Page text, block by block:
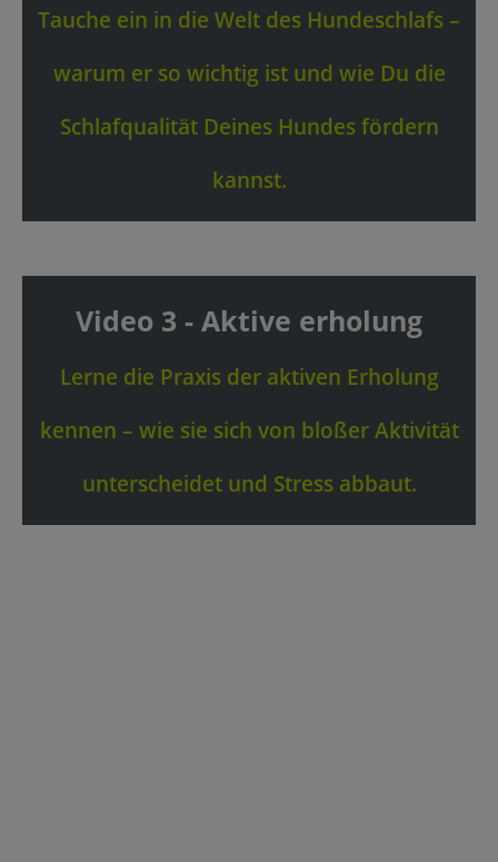
Tauche ein in die Welt des Hundeschlafs –
warum er so wichtig ist und wie Du die
Schlafqualität Deines Hundes fördern
kannst.
Video 3 - Aktive erholung
Lerne die Praxis der aktiven Erholung
kennen – wie sie sich von bloßer Aktivität
unterscheidet und Stress abbaut.